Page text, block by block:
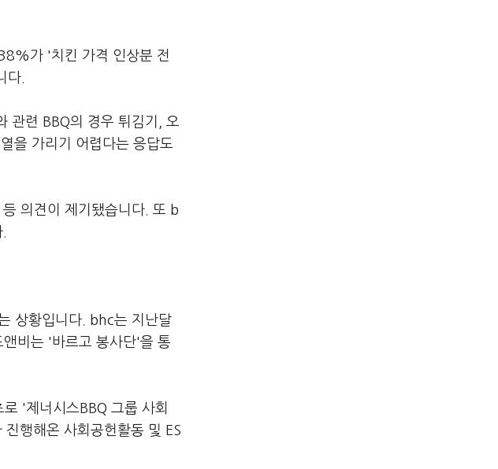
가 '치킨 가격 인상분 전
다.
관련 BBQ의 경우 튀김기, 오
을 가리기 어렵다는 응답도
의견이 제기됐습니다. 또 b
상황입니다. bhc는 지난달
비는 '바르고 봉사단'을 통
'제너시스BBQ 그룹 사회
행해온 사회공헌활동 및 ES